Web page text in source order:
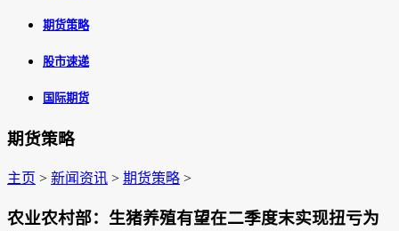
期货策略
股市速递
国际期货
期货策略
主页 > 新闻资讯 > 期货策略 >
农业农村部：生猪养殖有望在二季度末实现扭亏为